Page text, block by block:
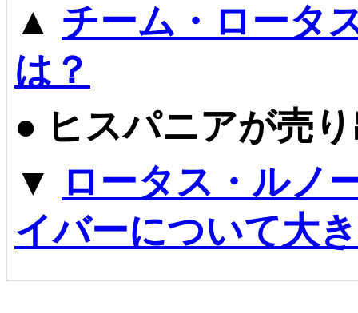
▲ チーム・ロータ
は？
● ヒスパニアが売
▼ ロータス・ルノ
イバーについて大